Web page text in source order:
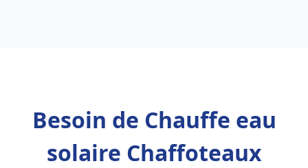
Besoin de Chauffe eau
solaire Chaffoteaux